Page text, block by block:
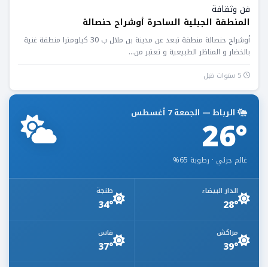
فن وثقافة
المنطقة الجبلية الساحرة أوشراح حنصالة
أوشراح حنصالة منطقة تبعد عن مدينة بن ملال ب 30 كيلومترا منطقة غنية
بالخضار و المناظر الطبيعية و تعتبر من...
الرباط — الجمعة 7 أغسطس
26°
غائم جزئي · رطوبة 65%
الدار البيضاء
28°
طنجة
34°
مراكش
39°
فاس
37°